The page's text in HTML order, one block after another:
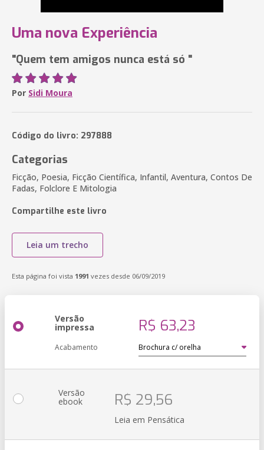
Uma nova Experiência
"Quem tem amigos nunca está só "
Por Sidi Moura
Código do livro: 297888
Categorias
Ficção, Poesia, Ficção Científica, Infantil, Aventura, Contos De
Fadas, Folclore E Mitologia
Compartilhe este livro
Leia um trecho
Esta página foi vista 1991 vezes desde 06/09/2019
Versão
impressa R$ 63,23
Acabamento
Versão
ebook R$ 29,56
Leia em Pensática